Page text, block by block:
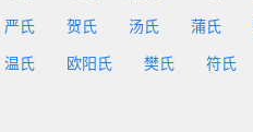
严氏 贺氏 汤氏 蒲氏
温氏 欧阳氏 樊氏 符氏